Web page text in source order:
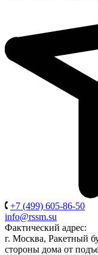
+7 (499) 605-86-50
info@rssm.su
Фактический адрес:
г. Москва, Ракетный
стороны дома от